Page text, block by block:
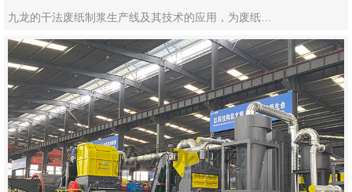
九龙的干法废纸制浆生产线及其技术的应用，为废纸…